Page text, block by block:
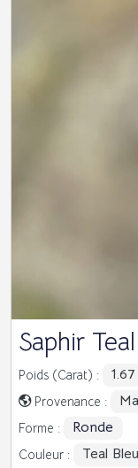
Saphir
Poids (Carat) : 1.67
Provenance :
Forme : Ronde
Couleur : Teal